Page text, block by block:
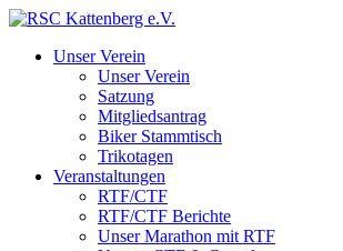
Unser Verein
Unser Verein
Satzung
Mitgliedsantrag
Biker Stammtisch
Trikotagen
Veranstaltungen
RTF/CTF
RTF/CTF Berichte
Unser Marathon mit RTF